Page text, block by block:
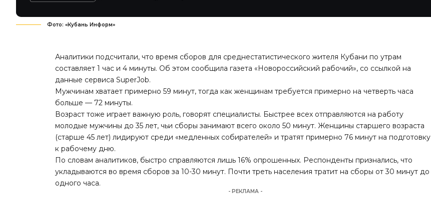
Фото: «Кубань Информ»
Аналитики подсчитали, что время сборов для среднестатистического жителя Кубани по утрам
составляет 1 час и 4 минуты. Об этом сообщила газета «Новороссийский рабочий», со ссылкой на
данные сервиса SuperJob.
Мужчинам хватает примерно 59 минут, тогда как женщинам требуется примерно на четверть часа
больше — 72 минуты.
Возраст тоже играет важную роль, говорят специалисты. Быстрее всех отправляются на работу
молодые мужчины до 35 лет, чьи сборы занимают всего около 50 минут. Женщины старшего возраста
(старше 45 лет) лидируют среди «медленных собирателей» и тратят примерно 76 минут на подготовку
к рабочему дню.
По словам аналитиков, быстро справляются лишь 16% опрошенных. Респонденты признались, что
укладываются во время сборов за 10-30 минут. Почти треть населения тратит на сборы от 30 минут до
одного часа.
- РЕКЛАМА -